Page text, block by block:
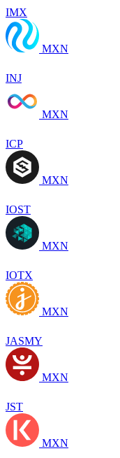
IMX
MXN
INJ
MXN
ICP
MXN
IOST
MXN
IOTX
MXN
JASMY
MXN
JST
MXN